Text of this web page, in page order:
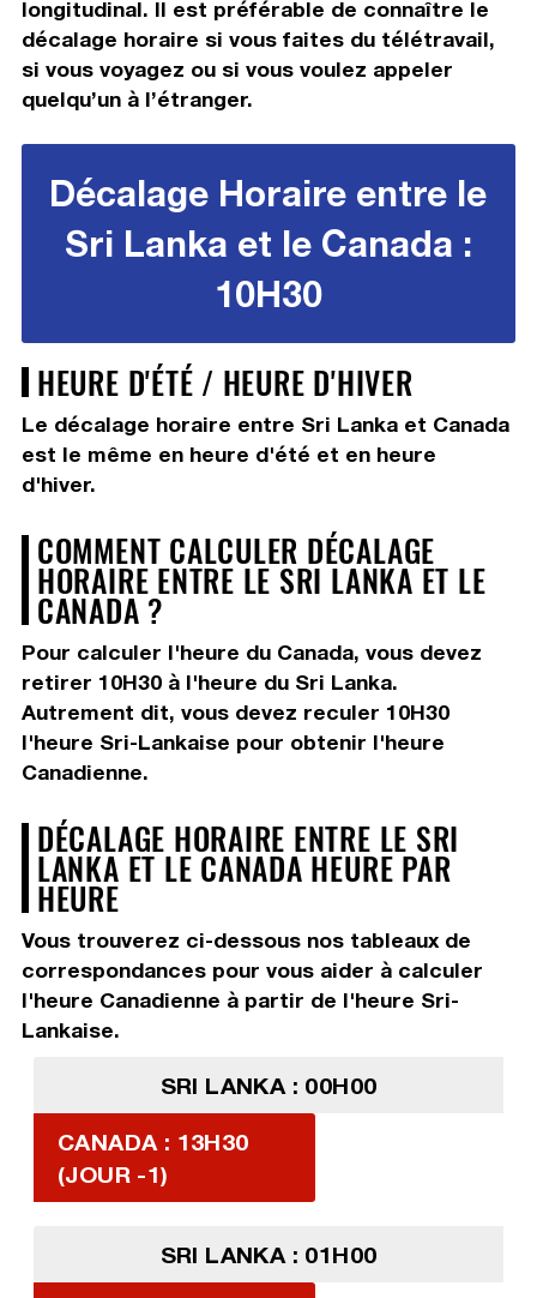
longitudinal. Il est préférable de connaître le
décalage horaire si vous faites du télétravail,
si vous voyagez ou si vous voulez appeler
quelqu’un à l’étranger.
Décalage Horaire entre le
Sri Lanka et le Canada :
10H30
HEURE D'ÉTÉ / HEURE D'HIVER
Le décalage horaire entre Sri Lanka et Canada
est le même en heure d'été et en heure
d'hiver.
COMMENT CALCULER DÉCALAGE
HORAIRE ENTRE LE SRI LANKA ET LE
CANADA ?
Pour calculer l'heure du Canada, vous devez
retirer 10H30à l'heure du Sri Lanka.
Autrement dit, vous devez reculer 10H30
l'heure Sri-Lankaise pour obtenir l'heure
Canadienne.
DÉCALAGE HORAIRE ENTRE LE SRI
LANKA ET LE CANADA HEURE PAR
HEURE
Vous trouverez ci-dessous nos tableaux de
correspondances pour vous aider à calculer
l'heure Canadienne à partir de l'heure Sri-
Lankaise.
SRI LANKA : 00H00
CANADA : 13H30
(JOUR -1)
SRI LANKA : 01H00